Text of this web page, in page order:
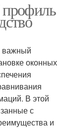
профиль
важный
оконных
В этой
с
и